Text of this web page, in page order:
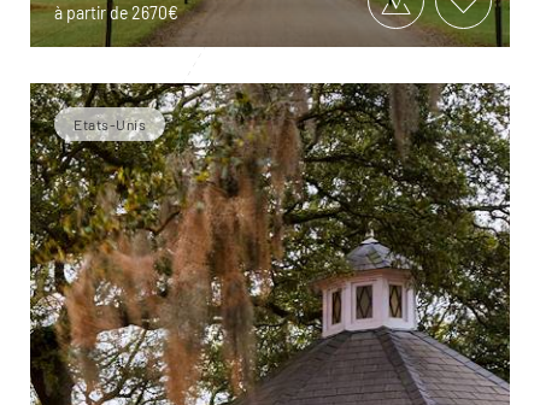
à partir de 2670€
Etats-Unis